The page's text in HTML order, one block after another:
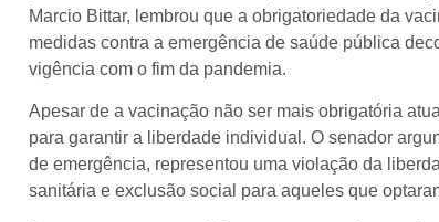
Marcio Bittar, lembrou que a obrigatoriedade da
medidas contra a emergência de saúde pública
vigência com o fim da pandemia.
Apesar de a vacinação não ser mais obrigatória
para garantir a liberdade individual. O senador
de emergência, representou uma violação da
sanitária e exclusão social para aqueles que